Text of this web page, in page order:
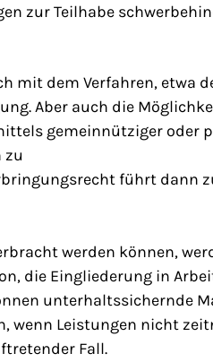
zur Teilhabe
mit dem Verfahren, etwa
Aber auch die
gemeinnütziger oder
zu
führt dann
werden können,
die Eingliederung in
unterhaltssichernde
wenn Leistungen nicht
Fall.